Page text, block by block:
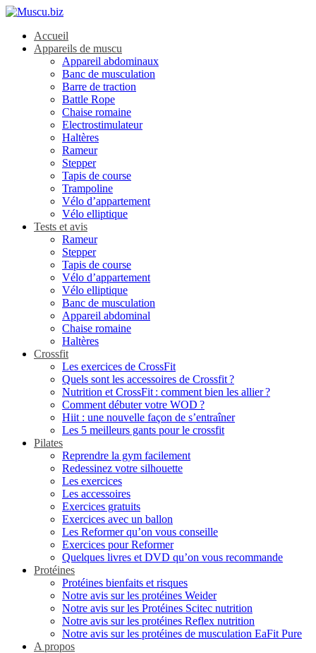
Accueil
Appareils de muscu
Appareil abdominaux
Banc de musculation
Barre de traction
Battle Rope
Chaise romaine
Electrostimulateur
Haltères
Rameur
Stepper
Tapis de course
Trampoline
Vélo d’appartement
Vélo elliptique
Tests et avis
Rameur
Stepper
Tapis de course
Vélo d’appartement
Vélo elliptique
Banc de musculation
Appareil abdominal
Chaise romaine
Haltères
Crossfit
Les exercices de CrossFit
Quels sont les accessoires de Crossfit ?
Nutrition et CrossFit : comment bien les allier ?
Comment débuter votre WOD ?
Hiit : une nouvelle façon de s’entraîner
Les 5 meilleurs gants pour le crossfit
Pilates
Reprendre la gym facilement
Redessinez votre silhouette
Les exercices
Les accessoires
Exercices gratuits
Exercices avec un ballon
Les Reformer qu’on vous conseille
Exercices pour Reformer
Quelques livres et DVD qu’on vous recommande
Protéines
Protéines bienfaits et risques
Notre avis sur les protéines Weider
Notre avis sur les Protéines Scitec nutrition
Notre avis sur les protéines Reflex nutrition
Notre avis sur les protéines de musculation EaFit Pure
A propos